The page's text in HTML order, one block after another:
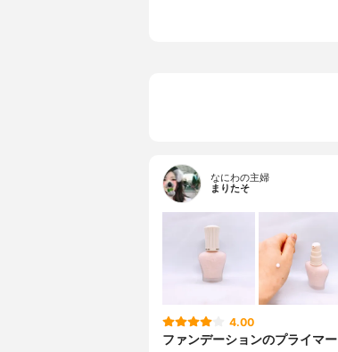
なにわの主婦
まりたそ
4.00
ファンデーションのプライマー